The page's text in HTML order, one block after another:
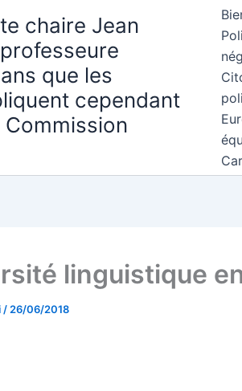
chaire Jean
que les
cependant
linguistique
/ 26/06/2018